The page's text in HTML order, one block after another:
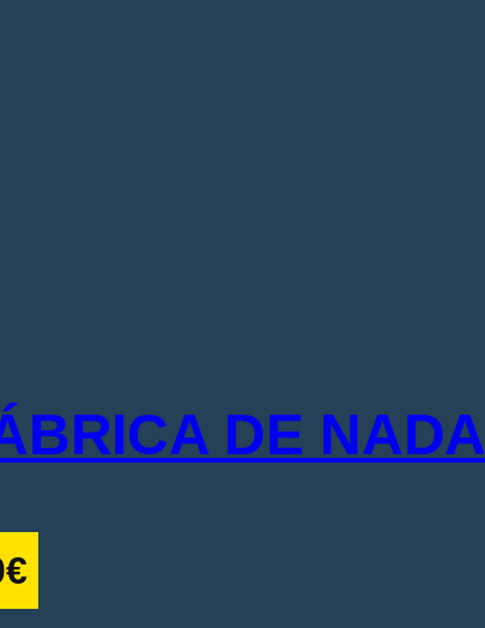
DE NADA
€